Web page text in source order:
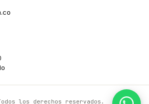
los derechos reservados.